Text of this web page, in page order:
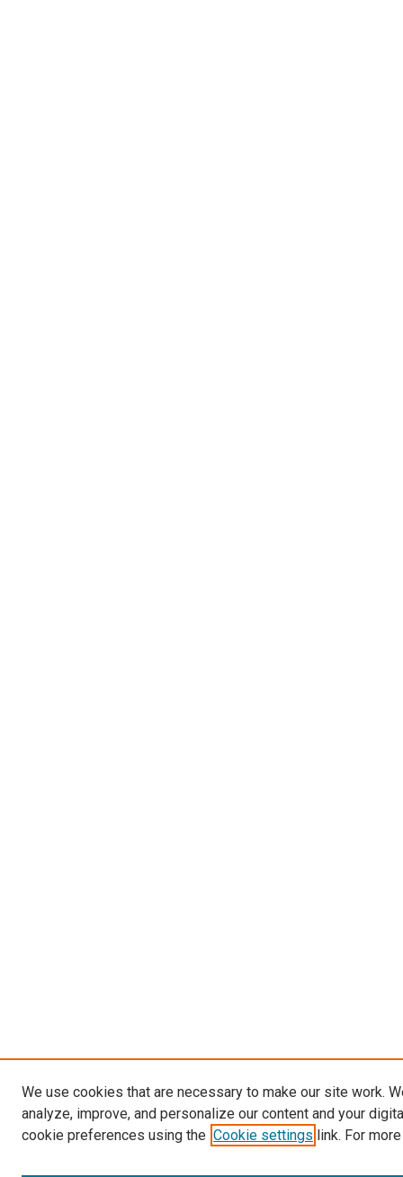
We use cookies that are necessary to make our site work.
analyze, improve, and personalize our content and your
cookie preferences using the Cookie settings link. For